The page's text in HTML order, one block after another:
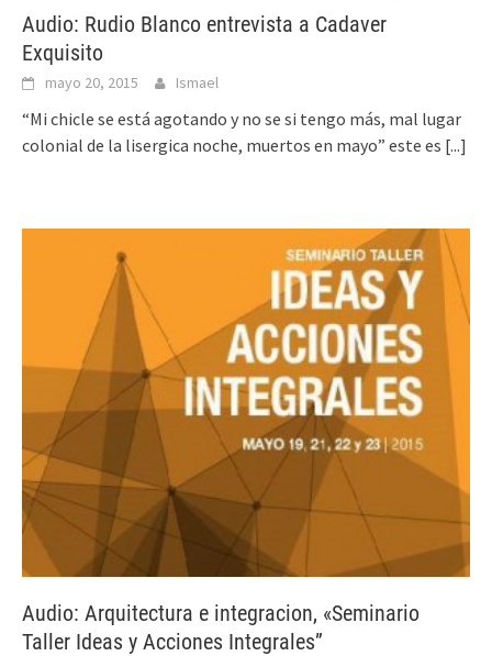
Audio: Rudio Blanco entrevista a Cadaver
Exquisito
mayo 20, 2015 Ismael
“Mi chicle se está agotando y no se si tengo más, mal lugar
colonial de la lisergica noche, muertos en mayo” este es [...]
Audio: Arquitectura e integracion, «Seminario
Taller Ideas y Acciones Integrales”